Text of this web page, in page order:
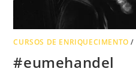
CURSOS DE ENRIQUECIMENTO /
#eumehandel